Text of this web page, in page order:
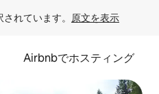
れています。 原文を表示
Airbnbでホスティング